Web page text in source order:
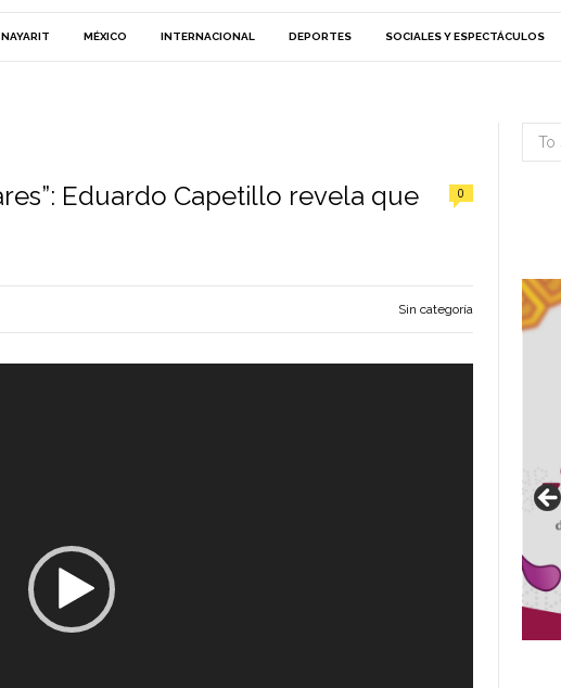
NAYARIT MÉXICO INTERNACIONAL DEPORTES SOCIALES Y ESPECTÁCULOS
Eduardo Capetillo revela que
0
Sin categoría
Search
for: